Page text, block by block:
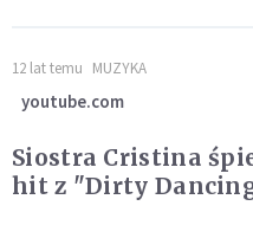
12 lat temu MUZYKA
youtube.com
Siostra Cristina
hit z "Dirty